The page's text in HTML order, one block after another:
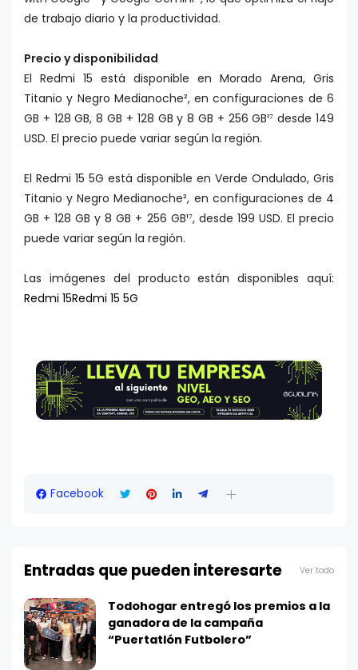
de trabajo diario y la productividad.
Precio y disponibilidad
El Redmi 15 está disponible en Morado Arena, Gris
Titanio y Negro Medianoche², en configuraciones de 6
GB + 128 GB, 8 GB + 128 GB y 8 GB + 256 GB¹⁷ desde 149
USD. El precio puede variar según la región.
El Redmi 15 5G está disponible en Verde Ondulado, Gris
Titanio y Negro Medianoche², en configuraciones de 4
GB + 128 GB y 8 GB + 256 GB¹⁷, desde 199 USD. El precio
puede variar según la región.
Las imágenes del producto están disponibles aquí:
Redmi 15Redmi 15 5G
Facebook
Entradas que pueden interesarte Ver todo
Todohogar entregó los premios a la
ganadora de la campaña
“Puertatlón Futbolero”